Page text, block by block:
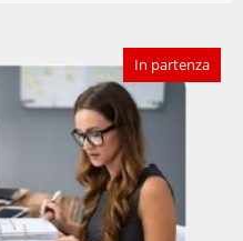
In partenza